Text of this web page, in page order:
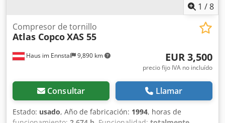
1 /8
Haus im Ennstal 9,890 km
Compresor de tornillo
Atlas CopcoXAS 55
EUR 3,500
precio fijo IVA no incluído
Consultar Llamar
Estado: usado, Año de fabricación: 1994, horas de